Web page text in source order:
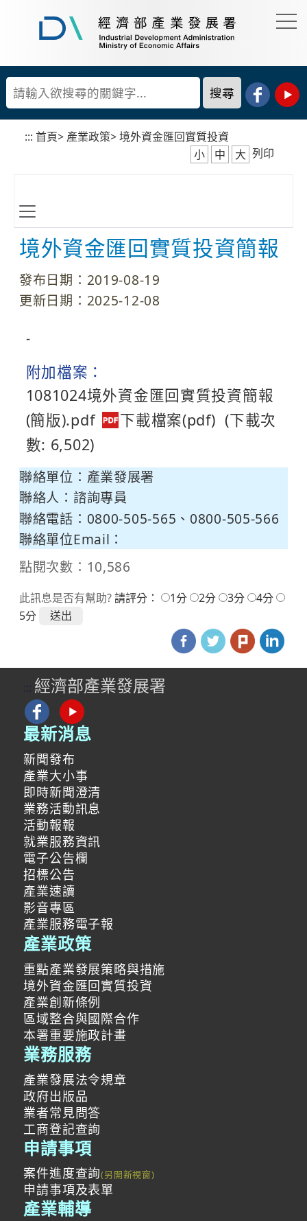
到
主
要
內
容
塊
濟
部
業
發
展
署
::: 首頁> 產業政策>境外資金匯回實質投資
小
中 大 列印
境外資金匯回實質投資簡報
發布日期：2019-08-19
更新日期：2025-12-08
-
附加檔案：
1081024境外資金匯回實質投資簡報
(簡版).pdf
(下載次
數: 6,502)
聯絡單位：產業發展署
聯絡人：諮詢專員
聯絡電話：0800-505-565、0800-505-566
聯絡單位Email：
點閱次數：10,586
此訊息是否有幫助?請評分： 1分 2分 3分
4分
5分
::: 經濟部產業發展署
最新消息
新聞發布
產業大小事
即時新聞澄清
業務活動訊息
活動報報
就業服務資訊
電子公告欄
招標公告
產業速讀
影音專區
產業服務電子報
產業政策
重點產業發展策略與措施
境外資金匯回實質投資
產業創新條例
區域整合與國際合作
本署重要施政計畫
業務服務
產業發展法令規章
政府出版品
業者常見問答
工商登記查詢
申請事項
案件進度查詢
申請事項及表單
產業輔導